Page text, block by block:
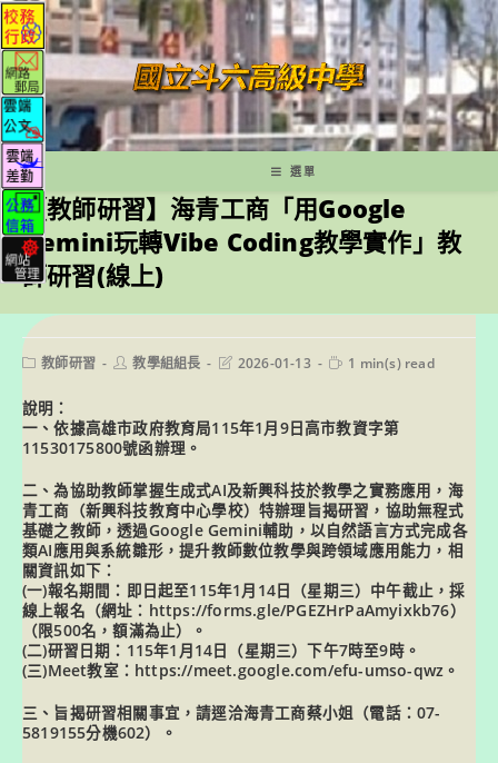
跳
轉
至
主
要
內
容
選單
【教師研習】海青工商「用Google
Gemini玩轉Vibe Coding教學實作」教
師研習(線上)
Post教師研習
Post教學組組長
Post2026-01-13
Reading
1 min(s) read
說明：
一、依據高雄市政府教育局115年1月9日高市教資字第
11530175800號函辦理。
二、為協助教師掌握生成式AI及新興科技於教學之實務應用，海
青工商（新興科技教育中心學校）特辦理旨揭研習，協助無程式
基礎之教師，透過Google Gemini輔助，以自然語言方式完成各
類AI應用與系統雛形，提升教師數位教學與跨領域應用能力，相
關資訊如下：
(一)報名期間：即日起至115年1月14日（星期三）中午截止，採
線上報名（網址：https://forms.gle/PGEZHrPaAmyixkb76）
（限500名，額滿為止）。
(二)研習日期：115年1月14日（星期三）下午7時至9時。
(三)Meet教室：https://meet.google.com/efu-umso-qwz。
三、旨揭研習相關事宜，請逕洽海青工商蔡小姐（電話：07-
5819155分機602）。